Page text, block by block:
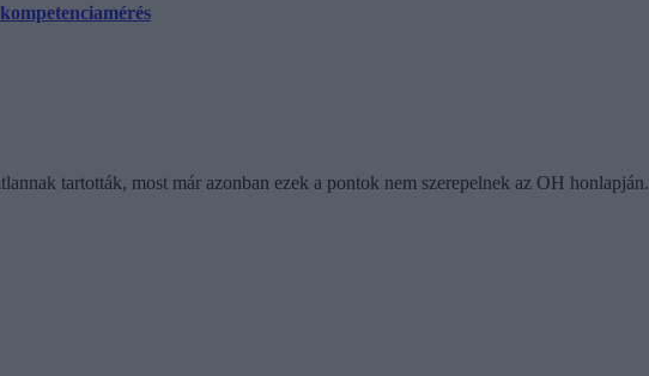
tartották, most már azonban ezek a pontok nem szerepelnek az OH honlapján.